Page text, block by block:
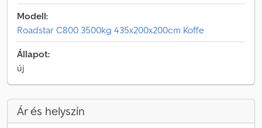
Modell:
Roadstar C800 3500kg 435x200x200cm Koffe
Állapot:
új
Ár és helyszín